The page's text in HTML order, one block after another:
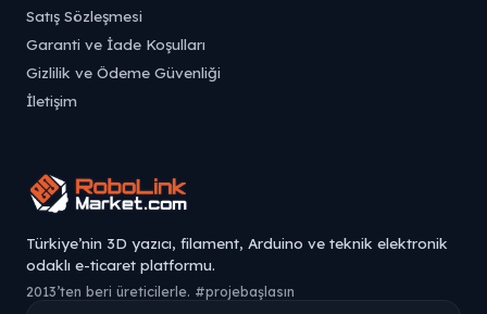
Satış Sözleşmesi
Garanti ve İade Koşulları
Gizlilik ve Ödeme Güvenliği
İletişim
Türkiye’nin 3D yazıcı, filament, Arduino ve teknik elektronik
odaklı e-ticaret platformu.
2013’ten beri üreticilerle. #projebaşlasın